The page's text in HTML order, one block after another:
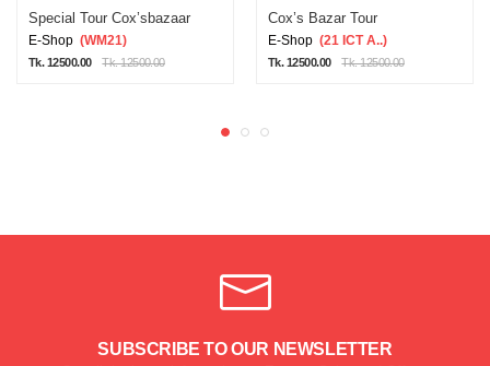
Special Tour Cox’sbazaar
E-Shop (WM21)
Tk. 12500.00 Tk. 12500.00
Cox’s Bazar Tour
E-Shop (21 ICT A..)
Tk. 12500.00 Tk. 12500.00
SUBSCRIBE TO OUR NEWSLETTER